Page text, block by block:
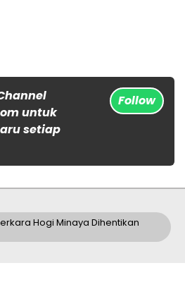
untuk
setiap
Follow
Hogi Minaya Dihentikan